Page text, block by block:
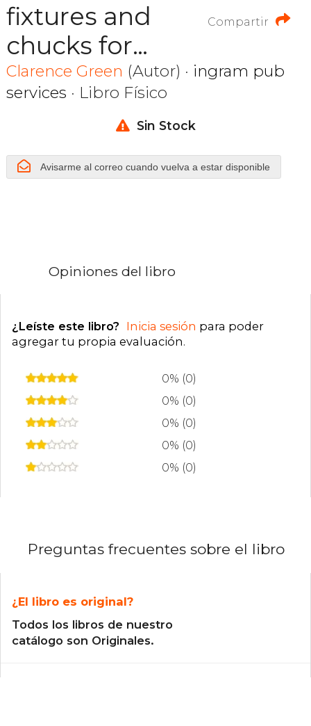
Compartir
fixtures and
chucks for
woodturning,everything
you need to
secure wood
Clarence Green (Autor) · ingram pub
services · Libro Físico
Sin Stock
Avisarme al correo cuando vuelva a estar disponible
Opiniones del libro
¿Leíste este libro? Inicia sesión para poder
agregar tu propia evaluación.
0% (0)
0% (0)
0% (0)
0% (0)
0% (0)
Preguntas frecuentes sobre el libro
¿El libro es original?
Todos los libros de nuestro
catálogo son Originales.